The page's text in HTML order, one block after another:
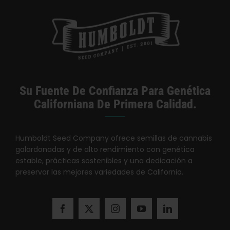
Su Fuente De Confianza Para Genética
Californiana De Primera Calidad.
Humboldt Seed Company ofrece semillas de cannabis
galardonadas y de alto rendimiento con genética
estable, prácticas sostenibles y una dedicación a
preservar las mejores variedades de California.